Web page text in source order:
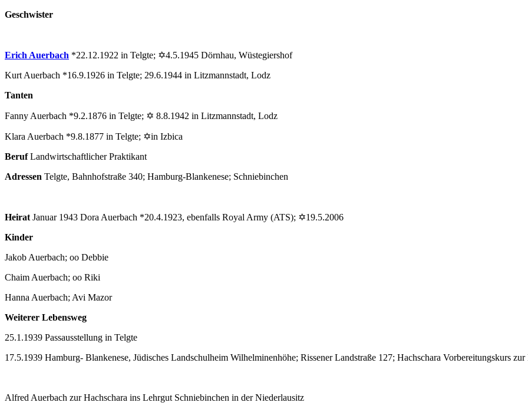
Geschwister
Erich Auerbach *22.12.1922 in Telgte; ✡4.5.1945 Dörnhau, Wüstegiershof
Kurt Auerbach *16.9.1926 in Telgte; 29.6.1944 in Litzmannstadt, Lodz
Tanten
Fanny Auerbach *9.2.1876 in Telgte; ✡ 8.8.1942 in Litzmannstadt, Lodz
Klara Auerbach *9.8.1877 in Telgte; ✡in Izbica
BerufLandwirtschaftlicher Praktikant
Adressen Telgte, Bahnhofstraße 340; Hamburg-Blankenese; Schniebinchen
Heirat Januar 1943 Dora Auerbach *20.4.1923, ebenfalls Royal Army (ATS); ✡19.5.2006
Kinder
Jakob Auerbach; oo Debbie
Chaim Auerbach; oo Riki
Hanna Auerbach; Avi Mazor
Weiterer Lebensweg
25.1.1939 Passausstellung in Telgte
17.5.1939 Hamburg- Blankenese, Jüdisches Landschulheim Wilhelminenhöhe; Rissener Landstraße 127; Hachschara Vorbereitungskurs
Alfred Auerbach zur Hachschara ins Lehrgut Schniebinchen in der Niederlausitz